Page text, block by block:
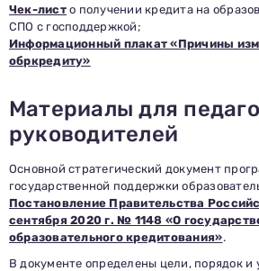
Чек-лист о получении кредита на
СПО с господдержкой;
Информационный плакат «Причины
обркредиту»
Материалы для
руководителей
Основной стратегический документ
государственной поддержки
Постановление Правительства
сентября 2020 г. № 1148 «О
образовательного кредитования».
В документе определены цели, порядок и